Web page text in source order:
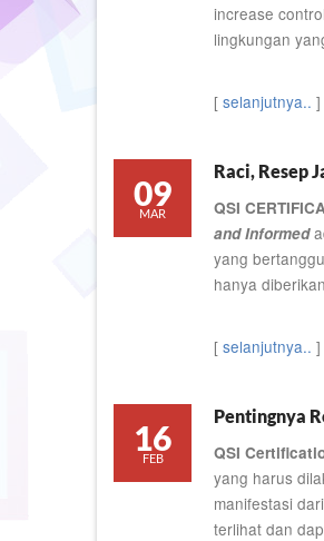
increase
lingkungan
[ selanjutnya.. ]
09
MAR
Raci, Resep
QSI
and Informed
yang
hanya
[ selanjutnya.. ]
16
FEB
Pentingnya
QSI
yang harus
manifestasi
terlihat dan